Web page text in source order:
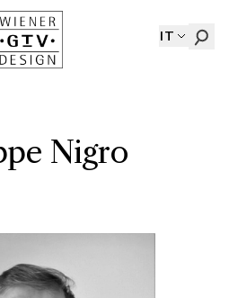
IT
Nigro